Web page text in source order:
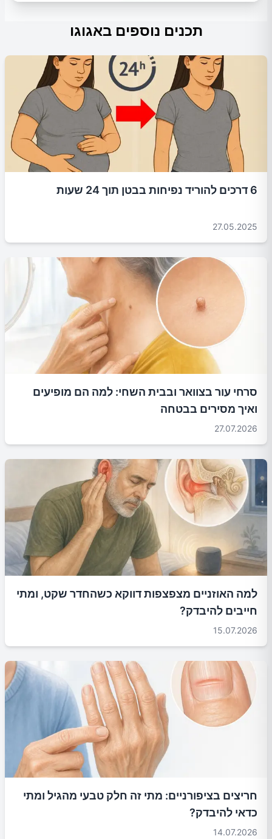
תכנים נוספים באגוגו
6 דרכים להוריד נפיחות בבטן תוך 24 שעות
27.05.2025
סרחי עור בצוואר ובבית השחי: למה הם מופיעים
ואיך מסירים בבטחה
27.07.2026
למה האוזניים מצפצפות דווקא כשהחדר שקט, ומתי
חייבים להיבדק?
15.07.2026
חריצים בציפורניים: מתי זה חלק טבעי מהגיל ומתי
כדאי להיבדק?
14.07.2026